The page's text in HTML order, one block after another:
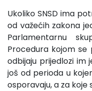
Ukoliko SNSD ima
od važećih zakona
Parlamentarnu
Procedura kojom se
odbijaju prijedlozi im
još od perioda u
osporavaju, a za koje